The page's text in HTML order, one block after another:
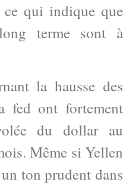
ce qui indique que
terme sont à
la hausse des
fed ont fortement
du dollar au
Même si Yellen
ton prudent dans